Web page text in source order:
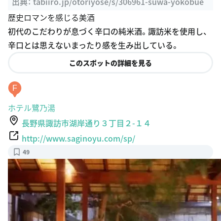
歴史ロマンを感じる美酒
初代のこだわりが息づく辛口の純米酒。諏訪米を使用し、
辛口とは思えないまったり感を生み出している。
このスポットの詳細を見る
F
ホテル鷺乃湯
長野県諏訪市湖岸通り３丁目２-１４
http://www.saginoyu.com/sp/
49